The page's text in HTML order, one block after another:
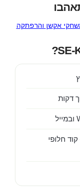
אקשן והרפתקה
דקות
חלופי